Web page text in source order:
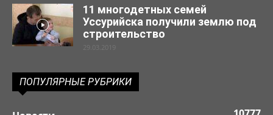
11 многодетных семей
Уссурийска получили землю под
строительство
29.03.2019
ПОПУЛЯРНЫЕ РУБРИКИ